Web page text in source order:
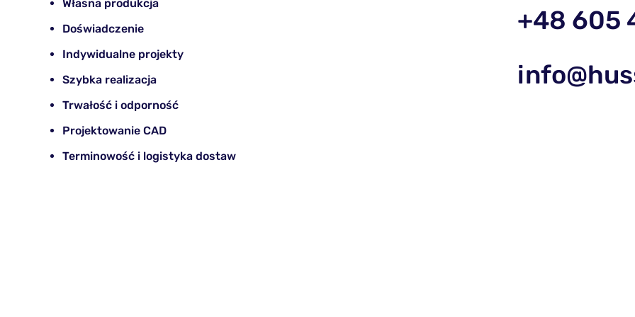
Własna produkcja
Doświadczenie
Indywidualne projekty
Szybka realizacja
Trwałość i odporność
Projektowanie CAD
Terminowość i logistyka dostaw
+48 605